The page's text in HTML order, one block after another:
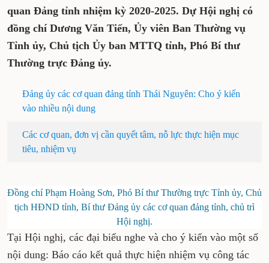
quan Đảng tỉnh nhiệm kỳ 2020-2025. Dự Hội nghị có
đồng chí Dương Văn Tiến, Ủy viên Ban Thường vụ
Tỉnh ủy, Chủ tịch Ủy ban MTTQ tỉnh, Phó Bí thư
Thường trực Đảng ủy.
Đảng ủy các cơ quan đảng tỉnh Thái Nguyên: Cho ý kiến
vào nhiều nội dung
Các cơ quan, đơn vị cần quyết tâm, nỗ lực thực hiện mục
tiêu, nhiệm vụ
Đồng chí Phạm Hoàng Sơn, Phó Bí thư Thường trực Tỉnh ủy, Chủ
tịch HĐND tỉnh, Bí thư Đảng ủy các cơ quan đảng tỉnh, chủ trì
Hội nghị.
Tại Hội nghị, các đại biểu nghe và cho ý kiến vào một số
nội dung: Báo cáo kết quả thực hiện nhiệm vụ công tác